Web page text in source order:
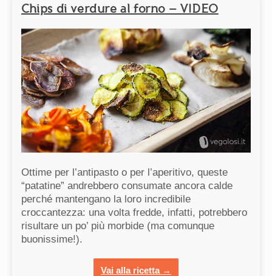
Chips di verdure al forno – VIDEO
Ottime per l’antipasto o per l’aperitivo, queste
“patatine” andrebbero consumate ancora calde
perché mantengano la loro incredibile
croccantezza: una volta fredde, infatti, potrebbero
risultare un po’ più morbide (ma comunque
buonissime!).
Vai alla ricetta →